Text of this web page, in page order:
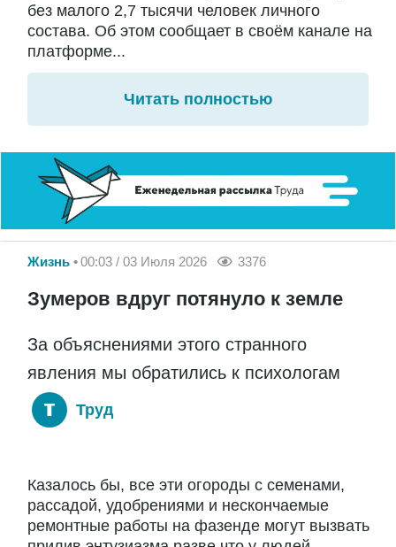
без малого 2,7 тысячи человек личного
состава. Об этом сообщает в своём канале на
платформе...
Читать полностью
Жизнь 00:03 / 03 Июля 2026 3376
Зумеров вдруг потянуло к земле
За объяснениями этого странного
явления мы обратились к психологам
Труд
Казалось бы, все эти огороды с семенами,
рассадой, удобрениями и нескончаемые
ремонтные работы на фазенде могут вызвать